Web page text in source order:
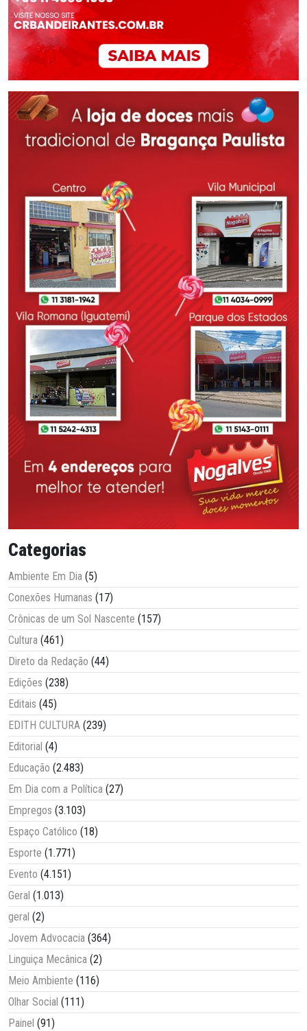
Categorias
Ambiente Em Dia (5)
Conexões Humanas (17)
Crônicas de um Sol Nascente (157)
Cultura (461)
Direto da Redação (44)
Edições (238)
Editais (45)
EDITH CULTURA (239)
Editorial (4)
Educação (2.483)
Em Dia com a Política (27)
Empregos (3.103)
Espaço Católico (18)
Esporte (1.771)
Evento (4.151)
Geral (1.013)
geral (2)
Jovem Advocacia (364)
Linguiça Mecânica (2)
Meio Ambiente (116)
Olhar Social (111)
Painel (91)